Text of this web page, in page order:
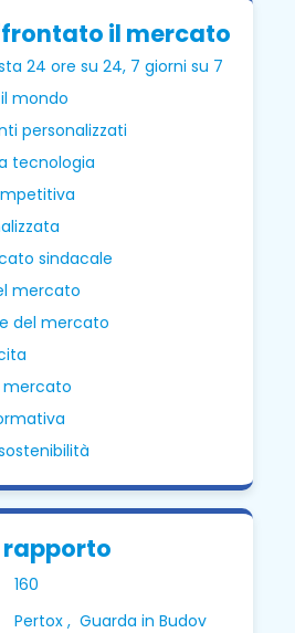
il mercato
24 ore su 24, 7 giorni su 7
mondo
personalizzati
tecnologia
sindacale
mercato
del mercato
mercato
160
Pertox , Guarda in Budov